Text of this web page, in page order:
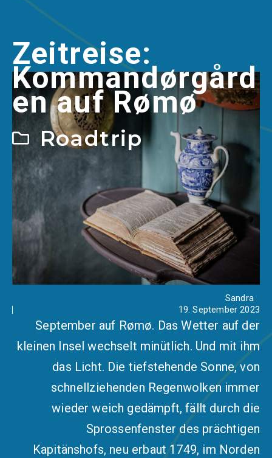
Zeitreise:
Kommandørgård
en auf Rømø
Roadtrip
Sandra
19. September 2023
September auf Rømø. Das Wetter auf der
kleinen Insel wechselt minütlich. Und mit ihm
das Licht. Die tiefstehende Sonne, von
schnellziehenden Regenwolken immer
wieder weich gedämpft, fällt durch die
Sprossenfenster des prächtigen
Kapitänshofs, neu erbaut 1749, im Norden